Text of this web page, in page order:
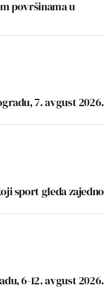
površinama u
7. avgust 2026.
sport gleda zajedno
6-12. avgust 2026.